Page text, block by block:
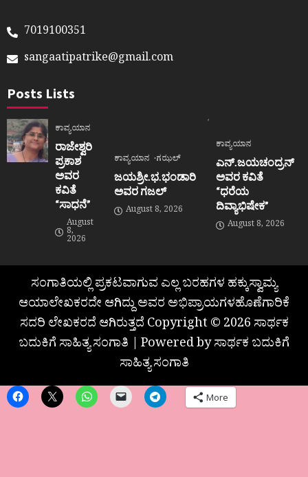
7019100351
sangaatipatrike@gmail.com
Posts Lists
ಕಾವ್ಯಯಾನ
ರಾಜೇಶ್ವರಿ
ಪ್ರಕಾಶ
ಅವರ
ಕವಿತೆ
“ಸಾಧನೆ”
August
8,
2026
ಕಾವ್ಯಯಾನ ಗಝಲ್
ಜಯಶ್ರೀ.ಭ.ಭಂಡಾರಿ
ಅವರ ಗಜಲ್
August 8, 2026
ಕಾವ್ಯಯಾನ
ಎನ್.ಜಯಚಂದ್ರನ್
ಅವರ ಕವಿತೆ
“ಧರೆಯ
ದಿವ್ಯಾಭಿಷೇಕ”
August 8, 2026
ಸಂಗಾತಿಯಲ್ಲಿ ಪ್ರಕಟವಾಗುವ ಎಲ್ಲ ಬರಹಗಳ ಹಕ್ಕುಸ್ವಾಮ್ಯ
ಆಯಾಲೇಖಕರದೇ ಆಗಿದ್ದು ಅವರ ಅಭಿಪ್ರಾಯಗಳಹೊಣೆಗಾರಿಕೆ
ಸದರಿ ಲೇಖಕರದೆ ಆಗಿರುತ್ತದೆ Copyright © 2026 ಸಾರ್ಥಕ
ಬದುಕಿಗೆ ಸಾಹಿತ್ಯ ಸಂಗಾತಿ | Powered by ಸಾರ್ಥಕ ಬದುಕಿಗೆ
ಸಾಹಿತ್ಯ ಸಂಗಾತಿ
More